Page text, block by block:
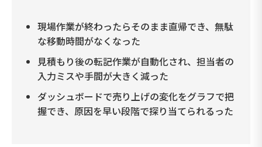
現場作業が終わったらそのまま直帰でき、無駄
な移動時間がなくなった
見積もり後の転記作業が自動化され、担当者の
入力ミスや手間が大きく減った
ダッシュボードで売り上げの変化をグラフで把
握でき、原因を早い段階で探り当てられるった